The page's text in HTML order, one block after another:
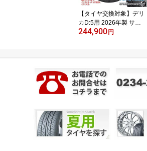
【タイヤ交換対象】デリ
カD:5用 2026年製 サマ
ータイヤ トーヨー オー
イール4本セット
244,900 円